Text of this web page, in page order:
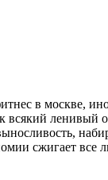
в москве,
ленивый
сжигает все